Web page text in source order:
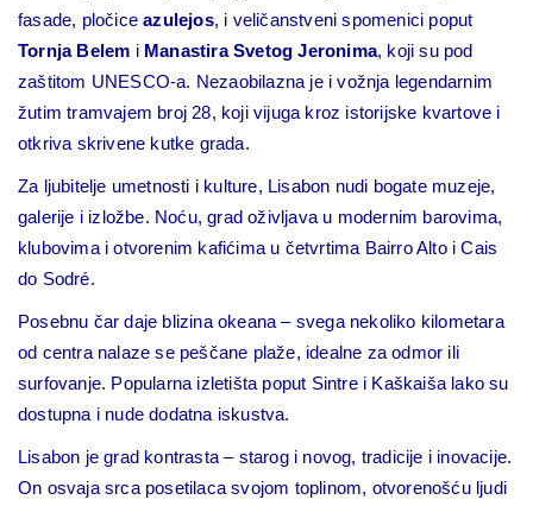
fasade, pločiceazulejos, i veličanstveni spomenici poput
Tornja Belem i Manastira Svetog Jeronima, koji su pod
zaštitom UNESCO-a. Nezaobilazna je i vožnja legendarnim
žutim tramvajem broj 28, koji vijuga kroz istorijske kvartove i
otkriva skrivene kutke grada.
Za ljubitelje umetnosti i kulture, Lisabon nudi bogate muzeje,
galerije i izložbe. Noću, grad oživljava u modernim barovima,
klubovima i otvorenim kafićima u četvrtima Bairro Alto i Cais
do Sodré.
Posebnu čar daje blizina okeana – svega nekoliko kilometara
od centra nalaze se peščane plaže, idealne za odmor ili
surfovanje. Popularna izletišta poput Sintre i Kaškaiša lako su
dostupna i nude dodatna iskustva.
Lisabon je grad kontrasta – starog i novog, tradicije i inovacije.
On osvaja srca posetilaca svojom toplinom, otvorenošću ljudi